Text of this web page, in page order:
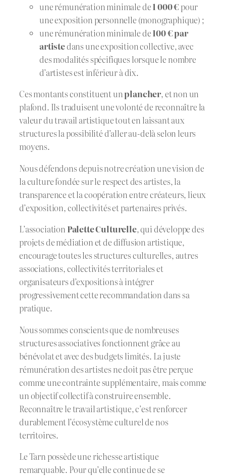
une rémunération minimale de1 000 €pour
une exposition personnelle (monographique) ;
une rémunération minimale de100 € par
artistedans une exposition collective, avec
des modalités spécifiques lorsque le nombre
d’artistes est inférieur à dix.
Ces montants constituent unplancher, et non un
plafond. Ils traduisent une volonté de reconnaître la
valeur du travail artistique tout en laissant aux
structures la possibilité d’aller au-delà selon leurs
moyens.
Nous défendons depuis notre création une vision de
la culture fondée sur le respect des artistes, la
transparence et la coopération entre créateurs, lieux
d’exposition, collectivités et partenaires privés.
L’association Palette Culturelle, qui développe des
projets de médiation et de diffusion artistique,
encourage toutes les structures culturelles, autres
associations, collectivités territoriales et
organisateurs d’expositions à intégrer
progressivement cette recommandation dans sa
pratique.
Nous sommes conscients que de nombreuses
structures associatives fonctionnent grâce au
bénévolat et avec des budgets limités. La juste
rémunération des artistes ne doit pas être perçue
comme une contrainte supplémentaire, mais comme
un objectif collectif à construire ensemble.
Reconnaître le travail artistique, c’est renforcer
durablement l’écosystème culturel de nos
territoires.
Le Tarn possède une richesse artistique
remarquable. Pour qu’elle continue de se